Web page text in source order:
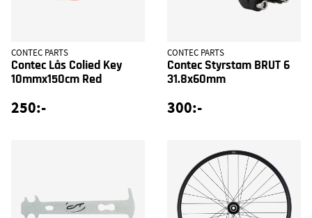
CONTEC PARTS
Contec Lås Colied Key
10mmx150cm Red
250:-
CONTEC PARTS
Contec Styrstam BRUT 6
31.8x60mm
300:-